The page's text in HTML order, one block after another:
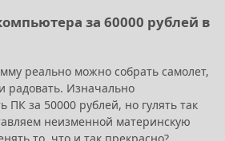
за 60000 рублей в
реально можно собрать самолет,
радовать. Изначально
ПК за 50000 рублей, но гулять так
неизменной материнскую
то, что и так прекрасно?